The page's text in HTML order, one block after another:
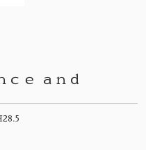
ｃｅ ａｎｄ